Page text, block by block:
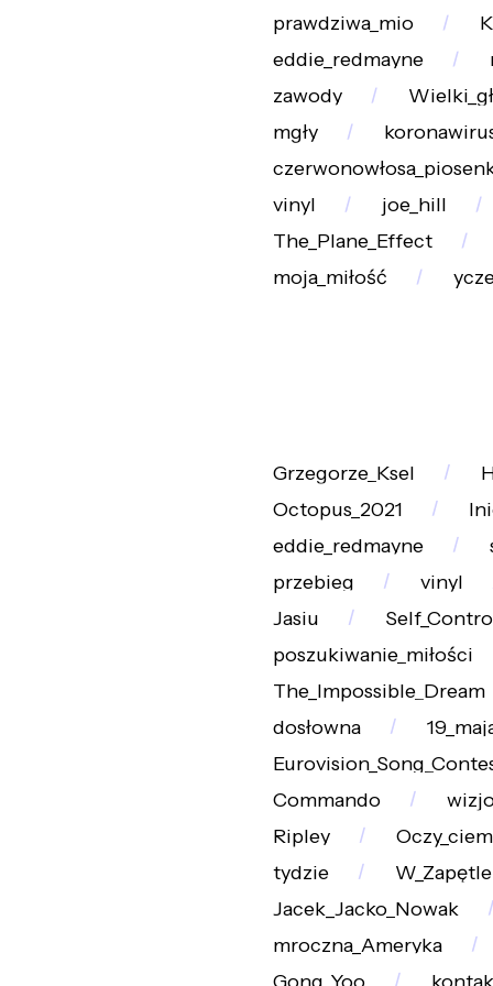
prawdziwa_mio
eddie_redmayne
zawody
mgły
vinyl
joe_hill
The_Plane_Effect
moja_miłość
Grzegorze_Ksel
Octopus_2021
eddie_redmayne
przebieg
vinyl
Jasiu
poszukiwanie_miłości
The_Impossible_Dream
dosłowna
Commando
Ripley
tydzie
Jacek_Jacko_Nowak
mroczna_Ameryka